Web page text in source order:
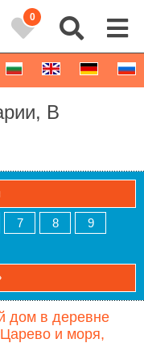
0
В
7 8
9
дом в деревне
Царево и моря,